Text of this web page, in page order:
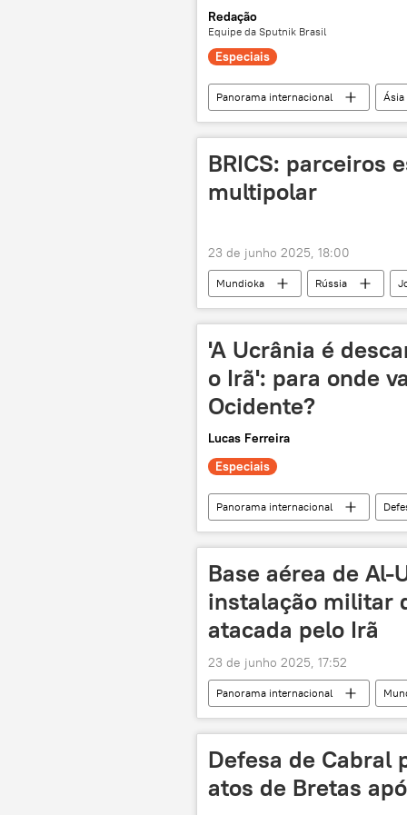
Redação
Equipe da Sputnik Brasil
Especiais
Panorama internacional Ásia
Armênia
exclusiva
BRICS: parceiros
multipolar
23 de junho 2025, 18:00
Mundioka Rússia
geopolítica
'A Ucrânia é
o Irã': para onde
Ocidente?
Lucas Ferreira
Especiais
Panorama internacional
Israel
Irã OTAN
instalações nucleares
Base aérea de
instalação militar
atacada pelo Irã
23 de junho 2025, 17:52
Panorama internacional
Catar
Al-Udeid
Defesa de Cabral
atos de Bretas